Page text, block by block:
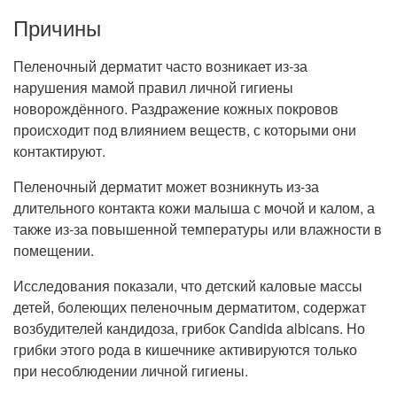
Причины
Пеленочный дерматит часто возникает из-за
нарушения мамой правил личной гигиены
новорождённого. Раздражение кожных покровов
происходит под влиянием веществ, с которыми они
контактируют.
Пеленочный дерматит может возникнуть из-за
длительного контакта кожи малыша с мочой и калом, а
также из-за повышенной температуры или влажности в
помещении.
Исследования показали, что детский каловые массы
детей, болеющих пеленочным дерматитом, содержат
возбудителей кандидоза, грибок Candida albicans. Но
грибки этого рода в кишечнике активируются только
при несоблюдении личной гигиены.